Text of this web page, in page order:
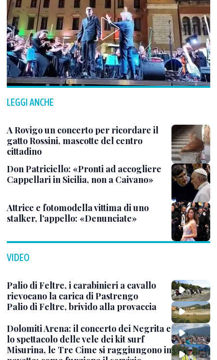
LEGGI ANCHE
A Rovigo un concerto per ricordare il
gatto Rossini, mascotte del centro
cittadino
Don Patriciello: «Pronti ad accogliere
Cappellari in Sicilia, non a Caivano»
Attrice e fotomodella vittima di uno
stalker, l’appello: «Denunciate»
VIDEO
Palio di Feltre, i carabinieri a cavallo
rievocano la carica di Pastrengo
Palio di Feltre, brivido alla provaccia
Dolomiti Arena: il concerto dei Negrita e
lo spettacolo delle vele dei kit surf
Misurina, le Tre Cime si raggiungono in